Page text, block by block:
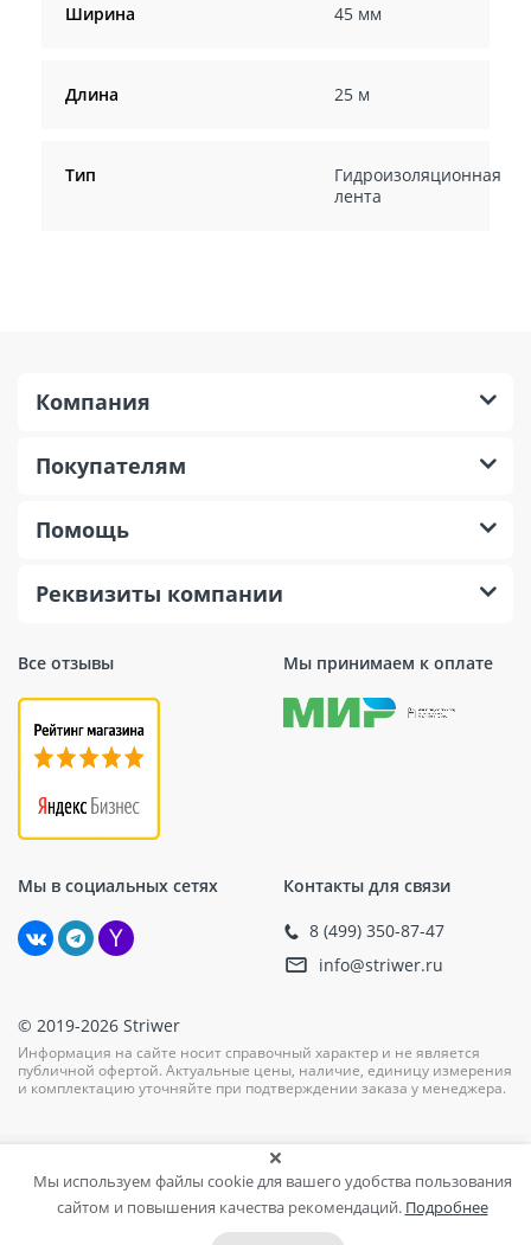
Ширина 45 мм
Длина 25 м
Тип
Гидроизоляционная
лента
Все отзывы Мы принимаем к оплате
Мы в социальных сетях Контакты для связи
8 (499) 350-87-47
info@striwer.ru
Компания
Покупателям
Помощь
Реквизиты компании
© 2019-2026 Striwer
Информация на сайте носит справочный характер и не является
публичной офертой. Актуальные цены, наличие, единицу измерения
и комплектацию уточняйте при подтверждении заказа у менеджера.
Мы используем файлы cookie для вашего удобства пользования
сайтом и повышения качества рекомендаций. Подробнее